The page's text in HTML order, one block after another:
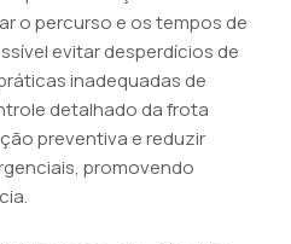
o percurso e os tempos de
evitar desperdícios de
inadequadas de
detalhado da frota
preventiva e reduzir
promovendo